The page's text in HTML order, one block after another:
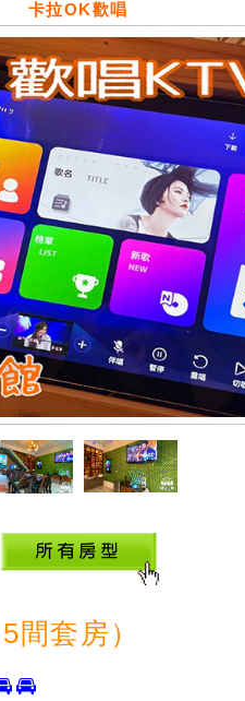
卡拉OK歡唱
間套房）